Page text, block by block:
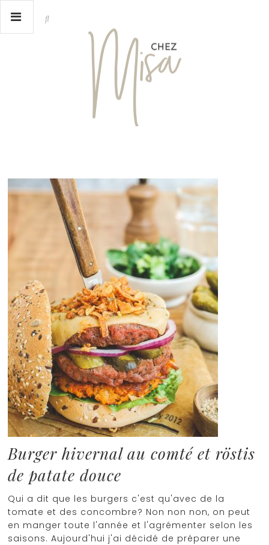
Burger hivernal au comté et röstis
de patate douce
Qui a dit que les burgers c'est qu'avec de la
tomate et des concombre? Non non non, on peut
en manger toute l'année et l'agrémenter selon les
saisons. Aujourd'hui j'ai décidé de préparer une